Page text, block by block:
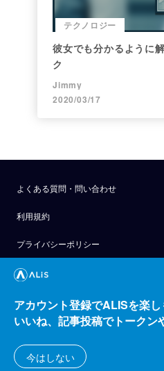
テクノロジー
彼女でも分かるように
ク
Jimmy
2020/03/17
よくある質問・問い合わせ
利用規約
プライバシーポリシー
公式アナウンス
技術ブログ
API
運営会社
アカウント登録でALISを楽し
いいね、記事投稿でトークン
今はしない